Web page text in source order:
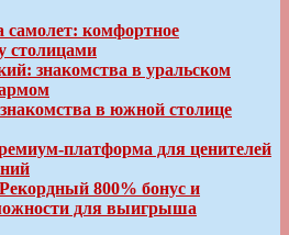
комфортное
столицами
знакомства в уральском
в южной столице
платформа для ценителей
800% бонус и
для выигрыша